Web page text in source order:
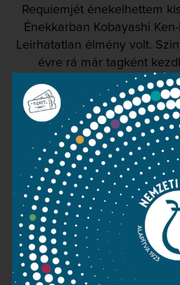
Requiemjét énekelhettem
Énekkarban Kobayashi
Leírhatatlan élmény volt.
évre rá már tagként
kórusban. Az elmúlt
megszámlálhatatlan
produkcióban szólistaként.
hogy a hivatásom a